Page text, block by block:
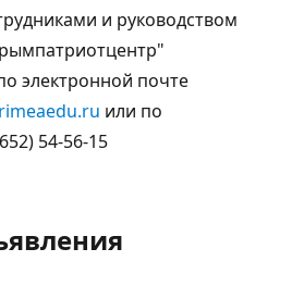
и руководством
электронной почте
или по
54-56-15